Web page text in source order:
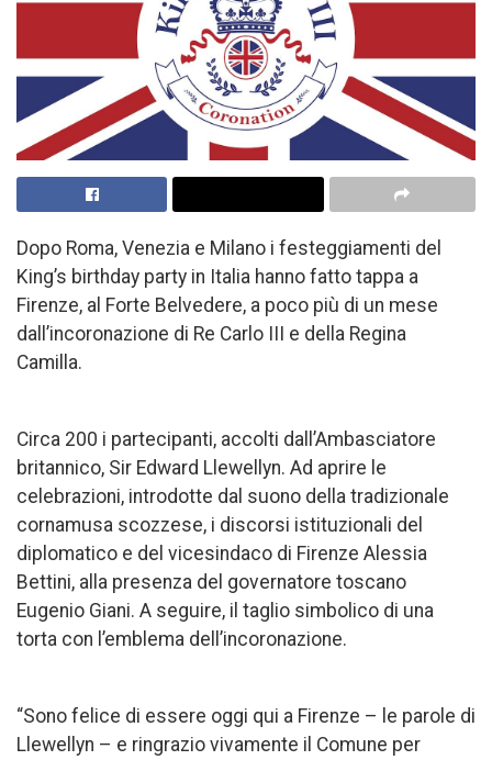
Dopo Roma, Venezia e Milano i festeggiamenti del
King’s birthday party in Italia hanno fatto tappa a
Firenze, al Forte Belvedere, a poco più di un mese
dall’incoronazione di Re Carlo III e della Regina
Camilla.
Circa 200 i partecipanti, accolti dall’Ambasciatore
britannico, Sir Edward Llewellyn. Ad aprire le
celebrazioni, introdotte dal suono della tradizionale
cornamusa scozzese, i discorsi istituzionali del
diplomatico e del vicesindaco di Firenze Alessia
Bettini, alla presenza del governatore toscano
Eugenio Giani. A seguire, il taglio simbolico di una
torta con l’emblema dell’incoronazione.
“Sono felice di essere oggi qui a Firenze – le parole di
Llewellyn – e ringrazio vivamente il Comune per